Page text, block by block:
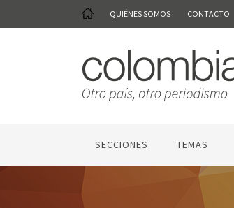
QUIÉNES SOMOS CONTACTO
SECCIONES TEMAS